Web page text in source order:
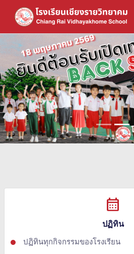
Previous
calendar_month
ปฏิทิน
ปฏิทินทุกกิจกรรมของโรงเรียน